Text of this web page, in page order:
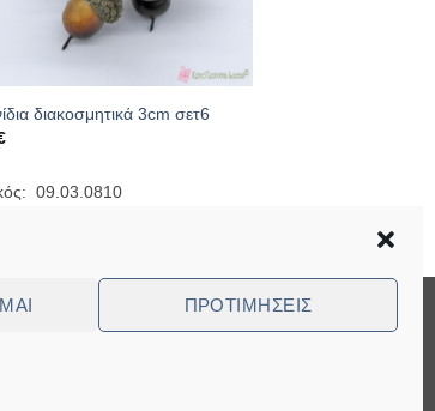
ΠΡΟΤΙΜΉΣΕΙΣ
διακοσμητικά 3cm σετ6
09.03.0810
Bank
Cash